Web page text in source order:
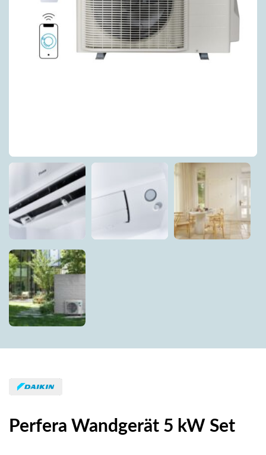
Perfera Wandgerät 5 kW Set